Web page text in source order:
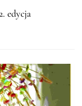
edycja